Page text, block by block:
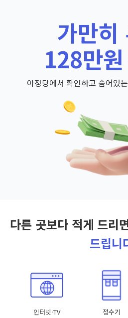
가만히
128만
아정당에서 확인하고 숨어있
다른 곳보다 적게 드리
드립니
인터넷·TV 정수기